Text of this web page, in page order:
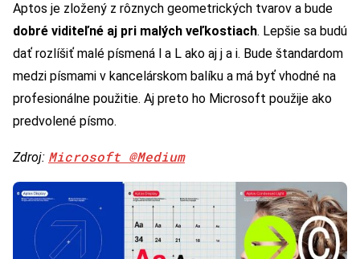
Aptos je zložený z rôznych geometrických tvarov a bude
dobré viditeľné aj pri malých veľkostiach. Lepšie sa budú
dať rozlíšiť malé písmená l a L ako aj j a i. Bude štandardom
medzi písmami v kancelárskom balíku a má byť vhodné na
profesionálne použitie. Aj preto ho Microsoft použije ako
predvolené písmo.
Zdroj: Microsoft @Medium